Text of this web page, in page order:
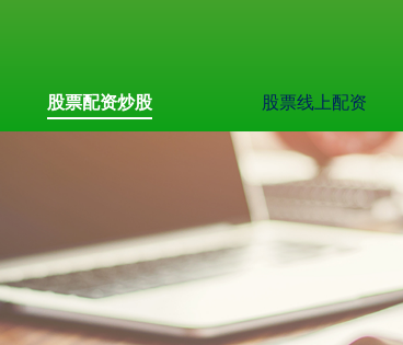
股票配资炒股 股票线上配资